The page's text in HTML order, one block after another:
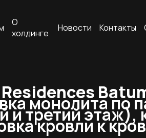
О
холдинге
Новости Контакты
монолита по
и третий
кровли к